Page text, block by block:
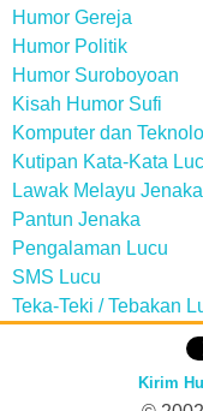
Humor Gereja
Humor Politik
Humor Suroboyoan
Kisah Humor Sufi
Komputer dan
Kutipan Kata-Kata
Lawak Melayu Jenaka
Pantun Jenaka
Pengalaman Lucu
SMS Lucu
Teka-Teki / Tebakan
Kirim